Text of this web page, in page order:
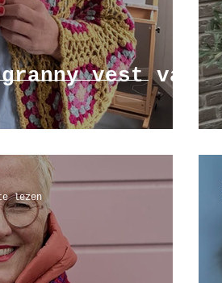
vest van
lezen